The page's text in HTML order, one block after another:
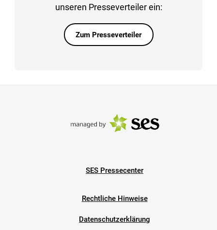
unseren Presseverteiler ein:
Zum Presseverteiler
SES Pressecenter
Rechtliche Hinweise
Datenschutzerklärung